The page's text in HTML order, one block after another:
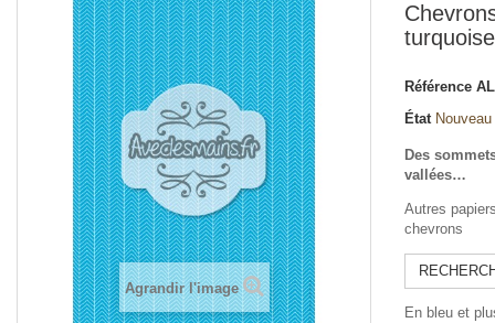
Agrandir l'image
turquoise
Référence
État Nouveau
Des
vallées…
Autres
chevrons
En bleu et